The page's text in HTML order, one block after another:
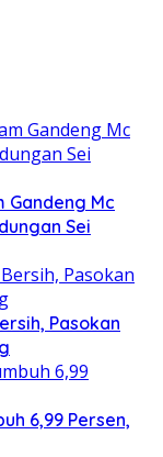
Gandeng Mc
Sei
Pasokan
6,99 Persen,